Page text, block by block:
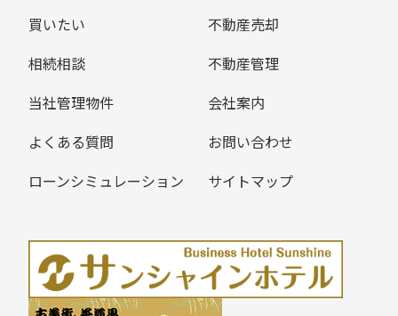
買いたい
不動産売却
相続相談
不動産管理
当社管理物件
会社案内
よくある質問
お問い合わせ
ローンシミュレーション
サイトマップ